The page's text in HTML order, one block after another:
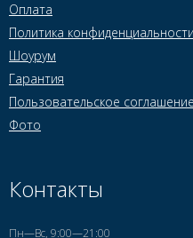
Оплата
Политика конфиденциальности
Шоурум
Гарантия
Пользовательское соглашение
Фото
Контакты
Пн—Вс, 9:00—21:00